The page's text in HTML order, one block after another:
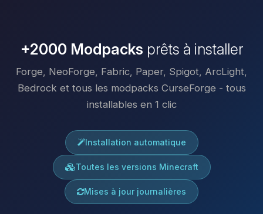
+2000 Modpacks prêts à installer
Forge, NeoForge, Fabric, Paper, Spigot, ArcLight,
Bedrock et tous les modpacks CurseForge - tous
installables en 1 clic
Installation automatique
Toutes les versions Minecraft
Mises à jour journalières